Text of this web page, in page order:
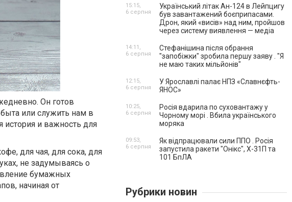
Он готов
или служить нам в
и важность для
для чая, для сока, для
не задумываясь о
бумажных
начиная от
Український літак Ан-124 в Лейпцигу
був завантажений боєприпасами.
Дрон, який «висів» над ним, пройшов
через систему виявлення — медіа
15:15,
6 серпня
Стефанішина після обрання
"запобіжки" зробила першу заяву . "Я
не маю таких мільйонів"
14:11,
6 серпня
У Ярославлі палає НПЗ «Славнєфть-
ЯНОС»
12:15,
6 серпня
Росія вдарила по суховантажу у
Чорному морі . Вбила українського
моряка
10:25,
6 серпня
Як відпрацювали сили ППО . Росія
запустила ракети "Онікс", Х-31П та
101 БпЛА
09:53,
6 серпня
Рубрики новин